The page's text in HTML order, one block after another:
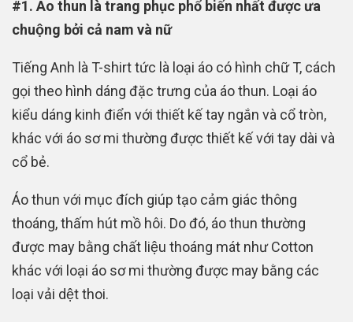
#1. Áo thun là trang phục phổ biến nhất được ưa
chuộng bởi cả nam và nữ
Tiếng Anh là T-shirt tức là loại áo có hình chữ T, cách
gọi theo hình dáng đặc trưng của áo thun. Loại áo
kiểu dáng kinh điển với thiết kế tay ngắn và cổ tròn,
khác với áo sơ mi thường được thiết kế với tay dài và
cổ bẻ.
Áo thun với mục đích giúp tạo cảm giác thông
thoáng, thấm hút mồ hôi. Do đó, áo thun thường
được may bằng chất liệu thoáng mát như Cotton
khác với loại áo sơ mi thường được may bằng các
loại vải dệt thoi.